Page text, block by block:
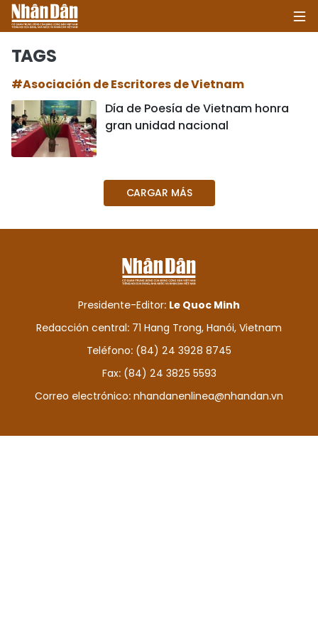
POLÍTICA
SOCIEDAD
SALUD - MEDIO AMBIENTE
CULTURA - ENTRETENIMIENTO
INTERNACIONAL
DEPORTES
VIAJES
PUENTE DE AMISTAD
HISTORIAS MULTIMEDIA
TAGS
#Asociación de Escritores de Vietnam
Día de Poesía de Vietnam honra
gran unidad nacional
CARGAR MÁS
Presidente-Editor: Le Quoc Minh
Redacción central: 71 Hang Trong, Hanói, Vietnam
Teléfono: (84) 24 3928 8745
Fax: (84) 24 3825 5593
Correo electrónico: nhandanenlinea@nhandan.vn